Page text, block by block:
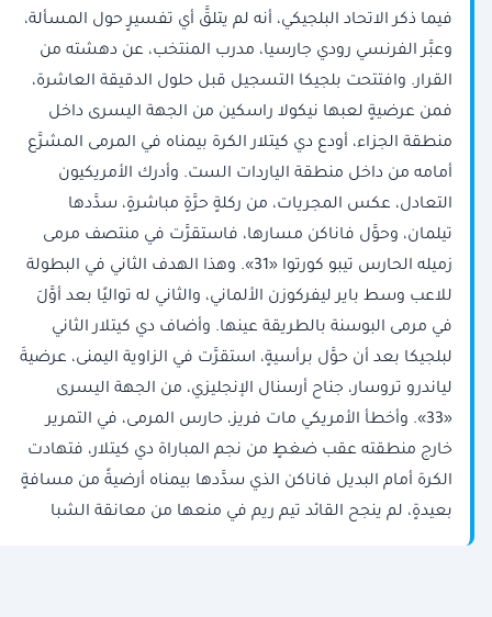
فيما ذكر الاتحاد البلجيكي، أنه لم يتلقَّ أي تفسيرٍ حول المسألة،
وعبَّر الفرنسي رودي جارسيا، مدرب المنتخب، عن دهشته من
القرار. وافتتحت بلجيكا التسجيل قبل حلول الدقيقة العاشرة،
فمن عرضيةٍ لعبها نيكولا راسكين من الجهة اليسرى داخل
منطقة الجزاء، أودع دي كيتلار الكرة بيمناه في المرمى المشرَّع
أمامه من داخل منطقة الياردات الست. وأدرك الأمريكيون
التعادل، عكس المجريات، من ركلةٍ حرَّةٍ مباشرةٍ، سدَّدها
تيلمان، وحوَّل فاناكن مسارها، فاستقرَّت في منتصف مرمى
زميله الحارس تيبو كورتوا «31». وهذا الهدف الثاني في البطولة
للاعب وسط باير ليفركوزن الألماني، والثاني له تواليًا بعد أوَّلَ
في مرمى البوسنة بالطريقة عينها. وأضاف دي كيتلار الثاني
لبلجيكا بعد أن حوَّل برأسيةٍ، استقرَّت في الزاوية اليمنى، عرضيةَ
لياندرو تروسار، جناح أرسنال الإنجليزي، من الجهة اليسرى
«33». وأخطأ الأمريكي مات فريز، حارس المرمى، في التمرير
خارج منطقته عقب ضغطٍ من نجم المباراة دي كيتلار، فتهادت
الكرة أمام البديل فاناكن الذي سدَّدها بيمناه أرضيةً من مسافةٍ
بعيدةٍ، لم ينجح القائد تيم ريم في منعها من معانقة الشبا